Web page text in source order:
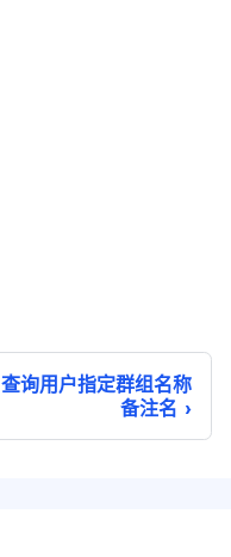
查询用户指定群组名称
备注名